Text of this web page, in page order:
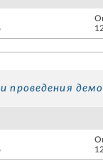
проведения